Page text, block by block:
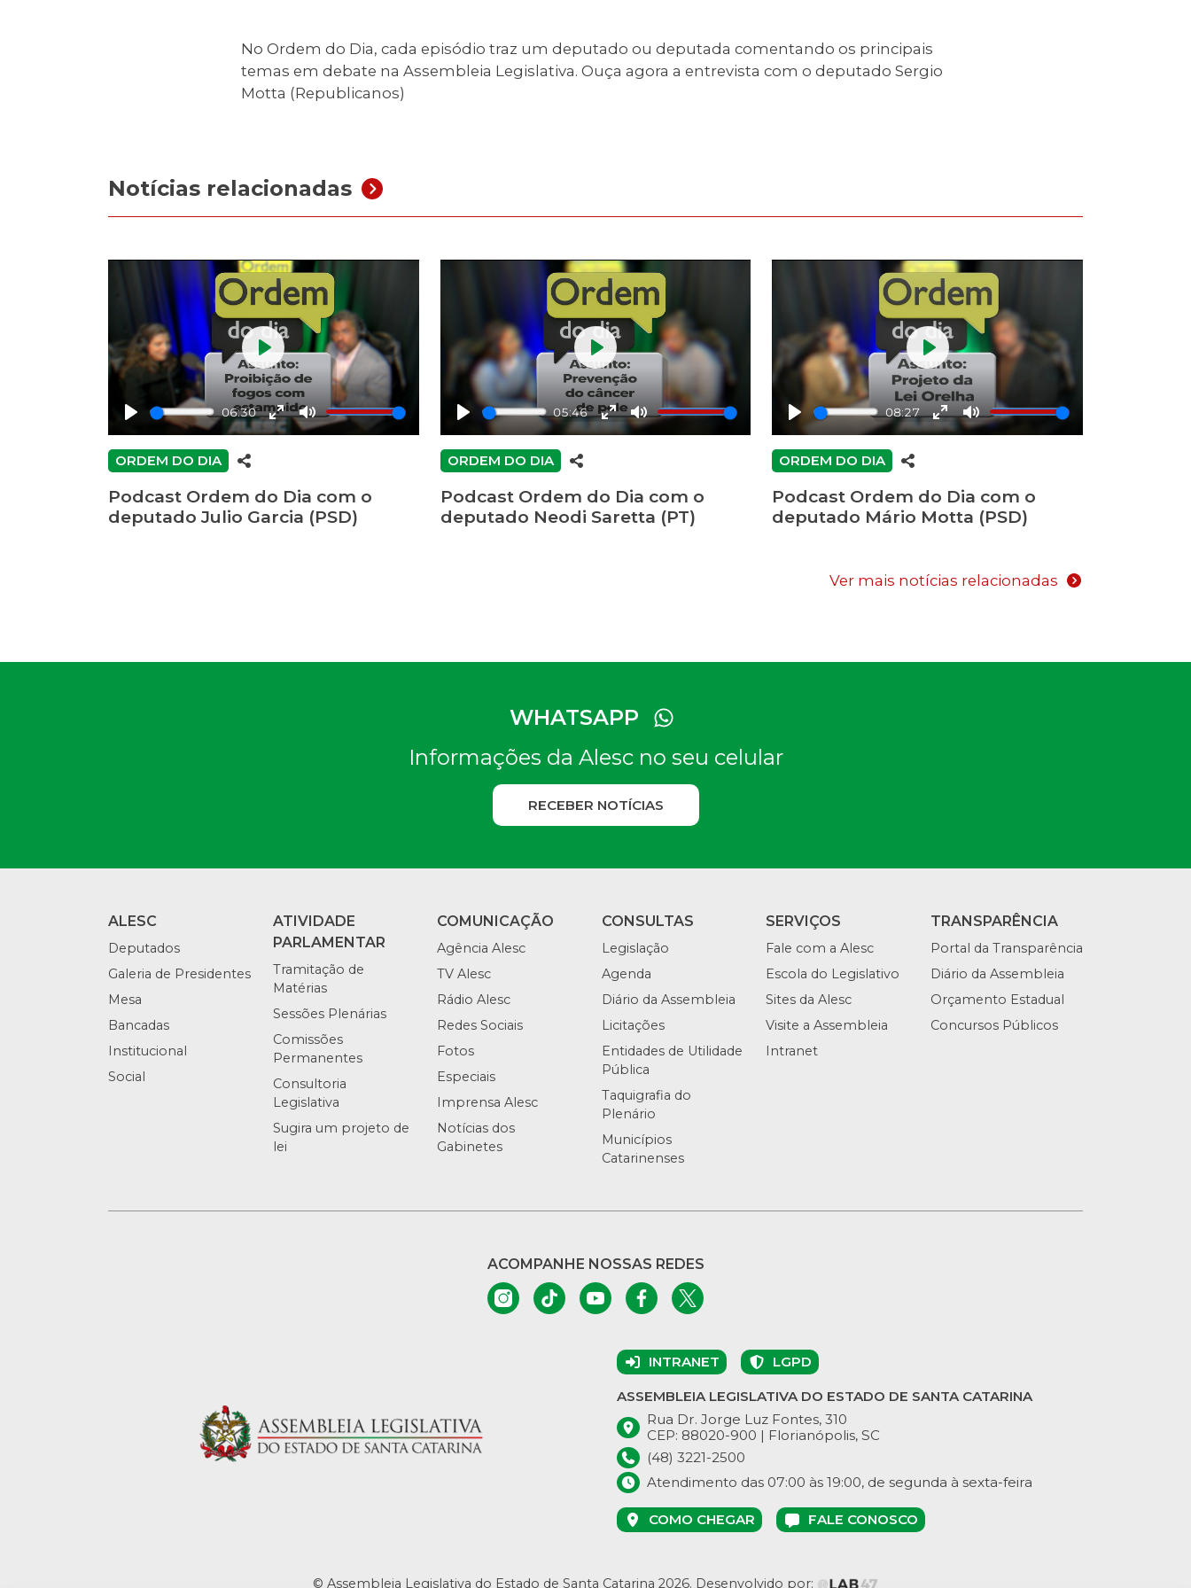
No Ordem do Dia, cada episódio traz um deputado ou deputada comentando os principais
temas em debate na Assembleia Legislativa. Ouça agora a entrevista com o deputado Sergio
Motta (Republicanos)
Notícias relacionadas
Play
06:30
EnterMute
Play
ORDEM DO DIA
Podcast Ordem do Dia com o
deputado Julio Garcia (PSD)
Play
05:46
EnterMute
Play
ORDEM DO DIA
Podcast Ordem do Dia com o
deputado Neodi Saretta (PT)
Play
08:27
EnterMute
Play
ORDEM DO DIA
Podcast Ordem do Dia com o
deputado Mário Motta (PSD)
Ver mais notícias relacionadas
WHATSAPP
Informações da Alesc no seu celular
RECEBER NOTÍCIAS
ALESC
Deputados
Galeria de Presidentes
Mesa
Bancadas
Institucional
Social
ATIVIDADE
PARLAMENTAR
Tramitação de
Matérias
Sessões Plenárias
Comissões
Permanentes
Consultoria
Legislativa
Sugira um projeto de
lei
COMUNICAÇÃO
Agência Alesc
TV Alesc
Rádio Alesc
Redes Sociais
Fotos
Especiais
Imprensa Alesc
Notícias dos
Gabinetes
CONSULTAS
Legislação
Agenda
Diário da Assembleia
Licitações
Entidades de Utilidade
Pública
Taquigrafia do
Plenário
Municípios
Catarinenses
SERVIÇOS
Fale com a Alesc
Escola do Legislativo
Sites da Alesc
Visite a Assembleia
Intranet
TRANSPARÊNCIA
Portal da Transparência
Diário da Assembleia
Orçamento Estadual
Concursos Públicos
ACOMPANHE NOSSAS REDES
INTRANET LGPD
ASSEMBLEIA LEGISLATIVA DO ESTADO DE SANTA CATARINA
Rua Dr. Jorge Luz Fontes, 310
CEP: 88020-900 | Florianópolis, SC
(48) 3221-2500
Atendimento das 07:00 às 19:00, de segunda à sexta-feira
COMO CHEGAR FALE CONOSCO
© Assembleia Legislativa do Estado de Santa Catarina 2026. Desenvolvido por: